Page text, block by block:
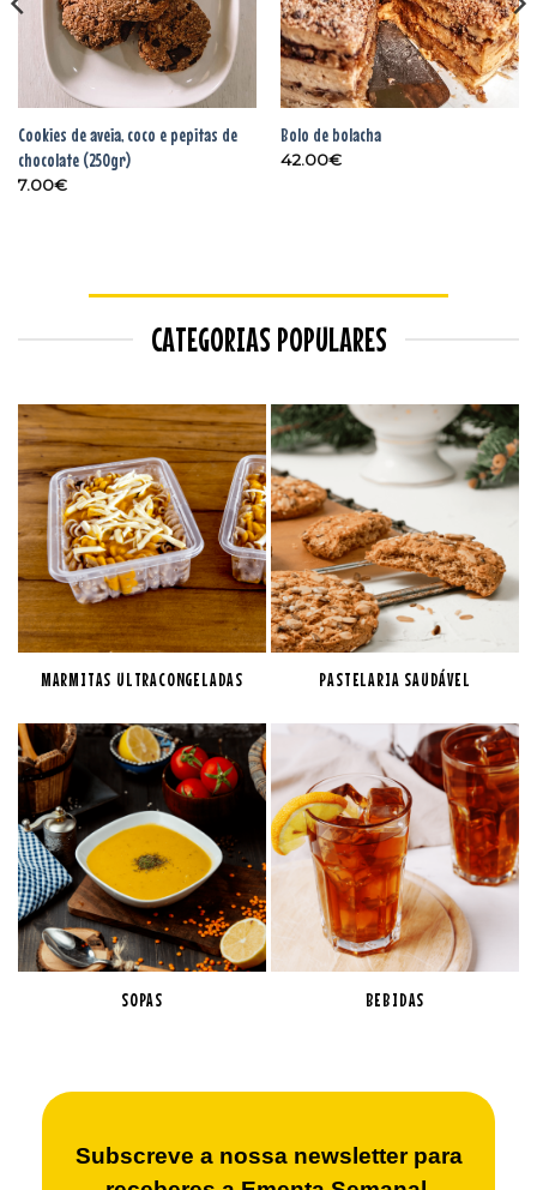
Cookies de aveia, coco e pepitas de
chocolate (250gr)
7.00€
Bolo de bolacha
42.00€
CATEGORIAS POPULARES
MARMITAS ULTRACONGELADAS PASTELARIA SAUDÁVEL
SOPAS BEBIDAS